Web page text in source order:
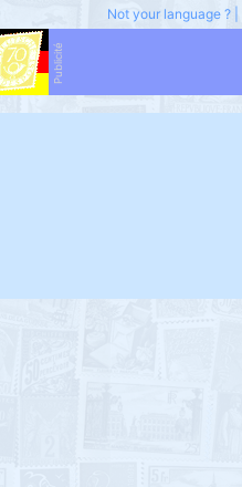
Not your language ?
Publicité